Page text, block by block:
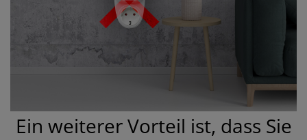
Ein weiterer Vorteil ist, dass Sie